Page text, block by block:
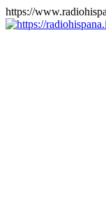
https://